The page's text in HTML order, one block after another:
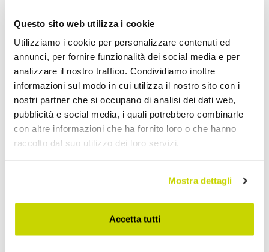
Questo sito web utilizza i cookie
Utilizziamo i cookie per personalizzare contenuti ed
annunci, per fornire funzionalità dei social media e per
analizzare il nostro traffico. Condividiamo inoltre
informazioni sul modo in cui utilizza il nostro sito con i
nostri partner che si occupano di analisi dei dati web,
pubblicità e social media, i quali potrebbero combinarle
con altre informazioni che ha fornito loro o che hanno
raccolto dal suo utilizzo dei loro servizi.
Mostra dettagli
Accetta tutti
Approfittane subito!